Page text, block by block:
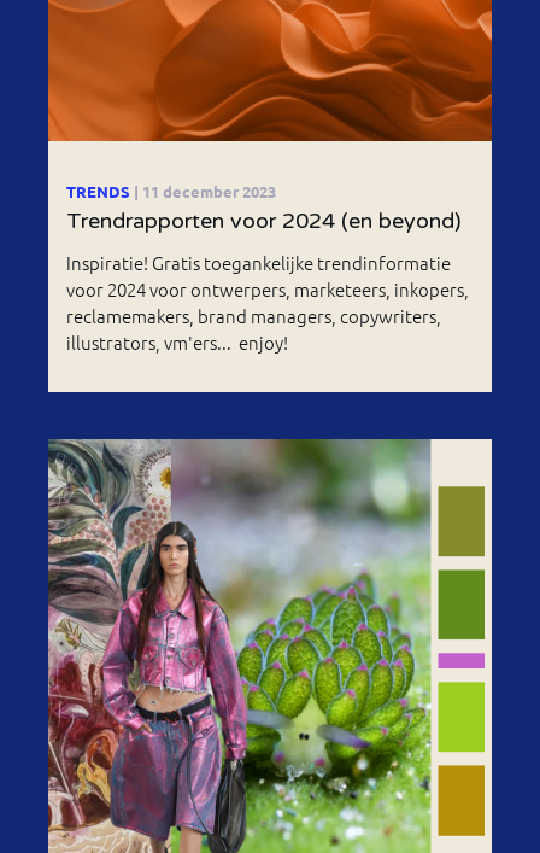
TRENDS | 11 december 2023
Trendrapporten voor 2024 (en beyond)
Inspiratie! Gratis toegankelijke trendinformatie
voor 2024 voor ontwerpers, marketeers, inkopers,
reclamemakers, brand managers, copywriters,
illustrators, vm'ers... enjoy!